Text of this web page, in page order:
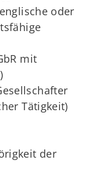
oder
mit
Tätigkeit)
der